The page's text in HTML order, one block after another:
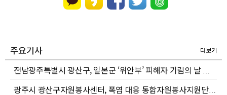
주요기사 더보기
전남광주특별시 광산구, 일본군 ‘위안부’ 피해자 기림의 날 행사 개최
광주시 광산구자원봉사센터, 폭염 대응 통합자원봉사지원단 출정